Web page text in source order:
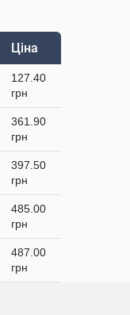
Ціна
127.40
грн
361.90
грн
397.50
грн
485.00
грн
487.00
грн